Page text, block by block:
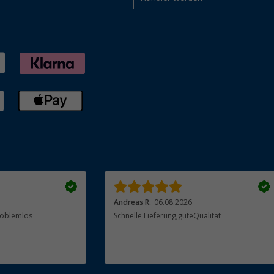
Andreas R. 06.08.2026
Schnelle Lieferung,guteQualität